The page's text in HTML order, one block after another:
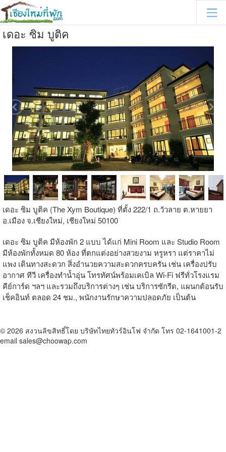
เดอะ ซิม บูติค
เดอะ ซิม บูติค (The Xym Boutique) ที่ตั้ง 222/1 ถ.วัวลาย ต.หายยา
อ.เมือง จ.เชียงใหม่, เชียงใหม่ 50100
เดอะ ซิม บูติค มีห้องพัก 2 แบบ ได้แก่ Mini Room และ Studio Room
มีห้องพักทั้งหมด 80 ห้อง ที่ตกแต่งอย่างสวยงาม หรูหรา แต่ราคาไม่
แพง เดินทางสะดวก สิ่งอำนวยความสะดวกครบครัน เช่น เครื่องปรับ
อากาศ ทีวี เครื่องทำน้ำอุ่น โทรทัศน์พร้อมเคเบิล Wi-Fi ฟรีทั่วโรงแรม
คีย์การ์ด ฯลฯ และรวมถึงบริการต่างๆ เช่น บริการซักรีด, แผนกต้อนรับ
เช็คอินท์ ตลอด 24 ชม., พนักงานรักษาความปลอดภัย เป็นต้น
© 2026 สงวนลิขสิทธิ์โดย บริษัทไทยทัวร์อินโฟ จำกัด โทร 02-1641001-2
email sales@choowap.com